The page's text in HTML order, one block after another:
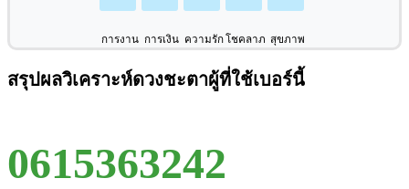
การงาน การเงิน ความรักโชคลาภ สุขภาพ
สรุปผลวิเคราะห์ดวงชะตาผู้ที่ใช้เบอร์นี้
0615363242